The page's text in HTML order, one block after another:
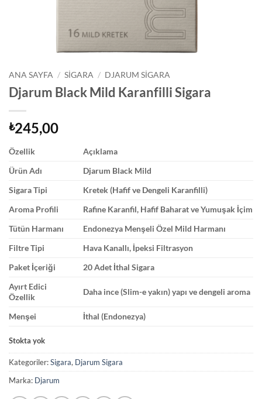
ANA SAYFA / SIGARA / DJARUM SIGARA
Djarum Black Mild Karanfilli Sigara
₺245,00
Özellik
Açıklama
Ürün Adı
Djarum Black Mild
Sigara Tipi
Kretek (Hafif ve Dengeli Karanfilli)
Aroma Profili
Rafine Karanfil, Hafif Baharat ve Yumuşak İçim
Tütün Harmanı
Endonezya Menşeli Özel Mild Harmanı
Filtre Tipi
Hava Kanallı, İpeksi Filtrasyon
Paket İçeriği
20 Adet İthal Sigara
Ayırt Edici
Özellik
Daha ince (Slim-e yakın) yapı ve dengeli aroma
Menşei İthal (Endonezya)
Stokta yok
Kategoriler:Sigara, Djarum Sigara
Marka: Djarum